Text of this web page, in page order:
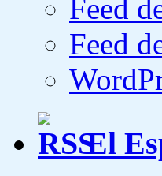
Feed
Feed
El